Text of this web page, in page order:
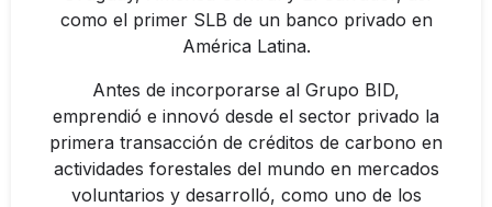
como el primer SLB de un banco privado en
América Latina.
Antes de incorporarse al Grupo BID,
emprendió e innovó desde el sector privado la
primera transacción de créditos de carbono en
actividades forestales del mundo en mercados
voluntarios y desarrolló, como uno de los